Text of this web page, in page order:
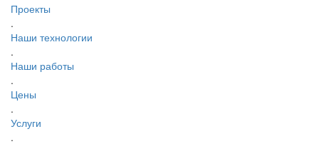
Проекты
.
Наши технологии
.
Наши работы
.
Цены
.
Услуги
.